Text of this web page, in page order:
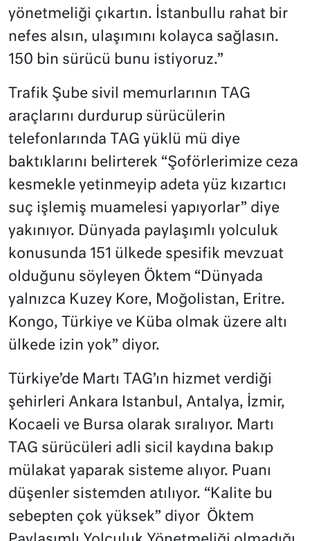
yönetmeliği çıkartın. İstanbullu rahat bir
nefes alsın, ulaşımını kolayca sağlasın.
150 bin sürücü bunu istiyoruz.”
Trafik Şube sivil memurlarının TAG
araçlarını durdurup sürücülerin
telefonlarında TAG yüklü mü diye
baktıklarını belirterek “Şoförlerimize ceza
kesmekle yetinmeyip adeta yüz kızartıcı
suç işlemiş muamelesi yapıyorlar” diye
yakınıyor. Dünyada paylaşımlı yolculuk
konusunda 151 ülkede spesifik mevzuat
olduğunu söyleyen Öktem “Dünyada
yalnızca Kuzey Kore, Moğolistan, Eritre.
Kongo, Türkiye ve Küba olmak üzere altı
ülkede izin yok” diyor.
Türkiye’de Martı TAG’ın hizmet verdiği
şehirleri Ankara Istanbul, Antalya, İzmir,
Kocaeli ve Bursa olarak sıralıyor. Martı
TAG sürücüleri adli sicil kaydına bakıp
mülakat yaparak sisteme alıyor. Puanı
düşenler sistemden atılıyor. “Kalite bu
sebepten çok yüksek” diyor Öktem